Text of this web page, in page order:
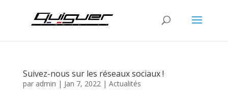
Suivez-nous sur les réseaux sociaux !
par admin | Jan 7, 2022| Actualités